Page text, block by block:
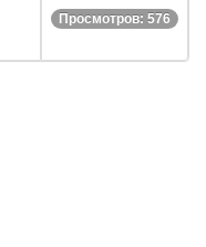
Просмотров: 576